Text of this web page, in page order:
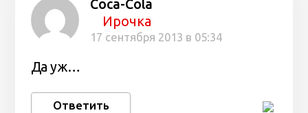
Coca-Cola
Ирочка
17 сентября 2013 в 05:34
Да уж…
Ответить